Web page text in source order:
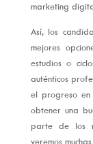
marketing
Así, los
mejores
estudios o
auténticos
el progreso
obtener una
parte de los
veremos